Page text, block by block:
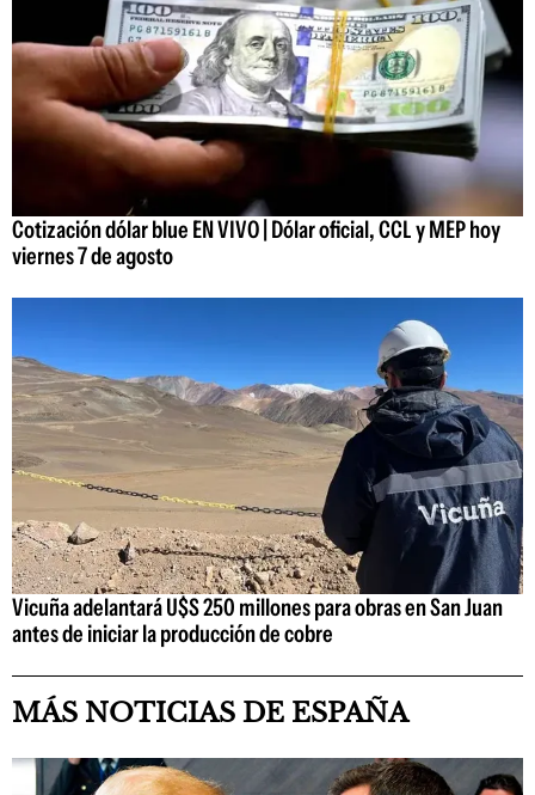
Cotización dólar blue EN VIVO | Dólar oficial, CCL y MEP hoy
viernes 7 de agosto
Vicuña adelantará U$S 250 millones para obras en San Juan
antes de iniciar la producción de cobre
MÁS NOTICIAS DE ESPAÑA